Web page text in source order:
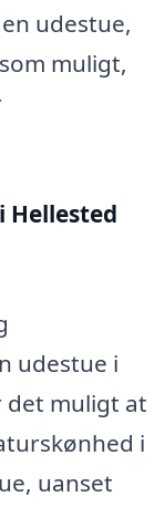
udestue,
muligt,
Hellested
udestue i
det muligt at
i
uanset